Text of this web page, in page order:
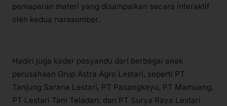
pemaparan materi yang disampaikan secara interaktif
oleh kedua narasumber.
Hadiri juga kader posyandu dari berbagai anak
perusahaan Grup Astra Agro Lestari, seperti PT
Tanjung Sarana Lestari, PT Pasangkayu, PT Mamuang,
PT Lestari Tani Teladan, dan PT Surya Raya Lestari